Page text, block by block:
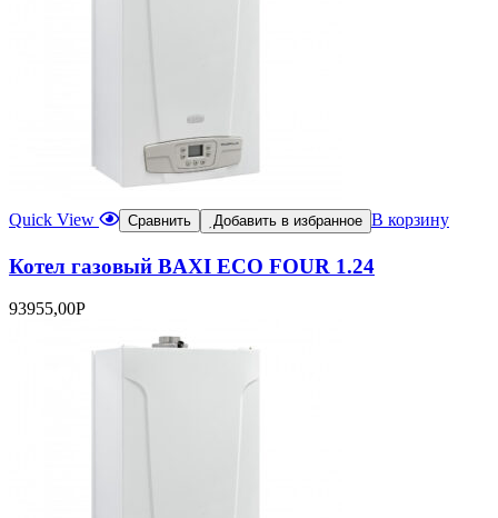
Quick View Сравнить Добавить в избранное В корзину
Котел газовый BAXI ECO FOUR 1.24
93955,00Р